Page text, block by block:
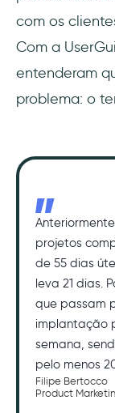
com os
Com a
entenderam
problema: o
projetos
de 55 dias
leva 21 dias.
que passam
implantação
semana,
pelo menos
Filipe Bertocco
Product